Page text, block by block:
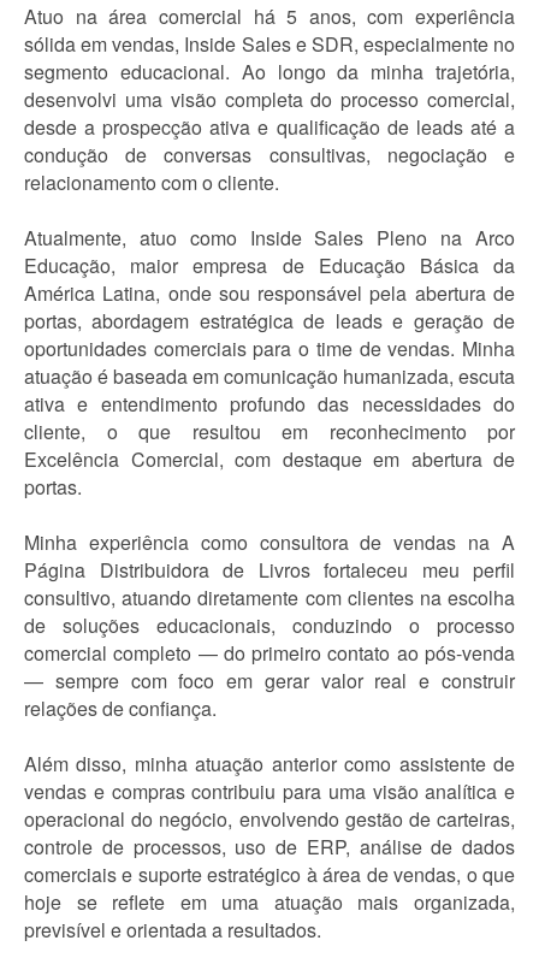
Atuo na área comercial há 5 anos, com experiência
sólida em vendas, Inside Sales e SDR, especialmente no
segmento educacional. Ao longo da minha trajetória,
desenvolvi uma visão completa do processo comercial,
desde a prospecção ativa e qualificação de leads até a
condução de conversas consultivas, negociação e
relacionamento com o cliente.
Atualmente, atuo como Inside Sales Pleno na Arco
Educação, maior empresa de Educação Básica da
América Latina, onde sou responsável pela abertura de
portas, abordagem estratégica de leads e geração de
oportunidades comerciais para o time de vendas. Minha
atuação é baseada em comunicação humanizada, escuta
ativa e entendimento profundo das necessidades do
cliente, o que resultou em reconhecimento por
Excelência Comercial, com destaque em abertura de
portas.
Minha experiência como consultora de vendas na A
Página Distribuidora de Livros fortaleceu meu perfil
consultivo, atuando diretamente com clientes na escolha
de soluções educacionais, conduzindo o processo
comercial completo — do primeiro contato ao pós-venda
— sempre com foco em gerar valor real e construir
relações de confiança.
Além disso, minha atuação anterior como assistente de
vendas e compras contribuiu para uma visão analítica e
operacional do negócio, envolvendo gestão de carteiras,
controle de processos, uso de ERP, análise de dados
comerciais e suporte estratégico à área de vendas, o que
hoje se reflete em uma atuação mais organizada,
previsível e orientada a resultados.